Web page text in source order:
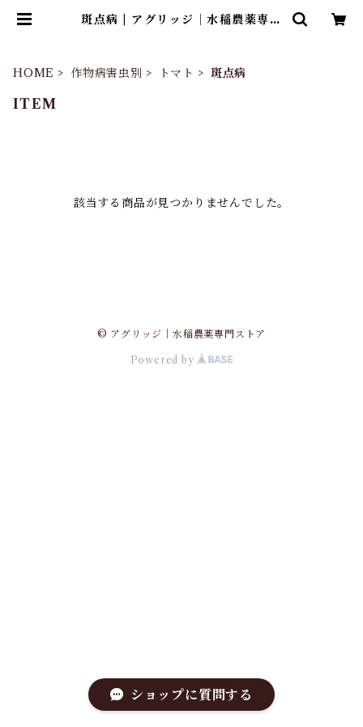
斑点病 | アグリッジ｜水稲農薬専門
HOME 作物病害虫別 トマト 斑点病
ITEM
該当する商品が見つかりませんでした。
© アグリッジ｜水稲農薬専門ストア
Powered by
ショップに質問する